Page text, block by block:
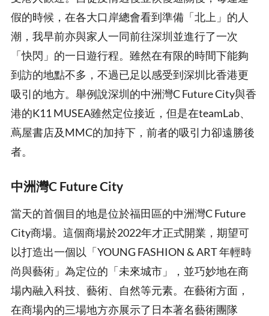
假的時候，在各大口岸總會看到準備「北上」的人
潮，我早前亦與家人一同前往深圳並進行了一次
「快閃」的一日遊行程。雖然在有限的時間下能夠
到訪的地點不多，不過已足以感受到深圳比香港更
吸引的地方。舉例說深圳的中洲灣C Future City與香
港的K11 MUSEA雖然定位接近，但是在teamLab、
蔦屋書店及MMC的加持下，前者的吸引力卻遠勝後
者。
中洲灣C Future City
當天的首個目的地是位於福田區的中洲灣C Future
City商場。這個商場於2022年才正式開業，期望可
以打造出一個以「YOUNG FASHION & ART 年輕時
尚與藝術」為定位的「未來城市」，並巧妙地在商
場內融入科技、藝術、自然等元素。在藝術方面，
在商場內的三場地方亦展示了日本著名藝術團隊